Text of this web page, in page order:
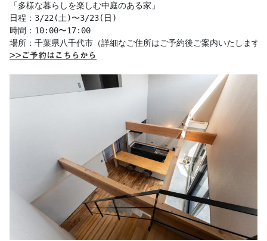
「多様な暮らしを楽しむ中庭のある家」
日程：3/22(土)〜3/23(日)
時間：10:00〜17:00
>>ご予約はこちらから